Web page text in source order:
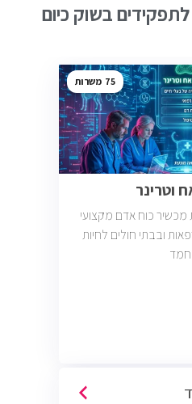
בשוק כיום
75
וטרינר
מכשיר כוח אדם מקצועי
ובבתי חולים לחיות